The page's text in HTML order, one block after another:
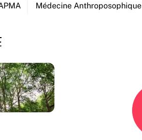
Médecine Anthroposophique